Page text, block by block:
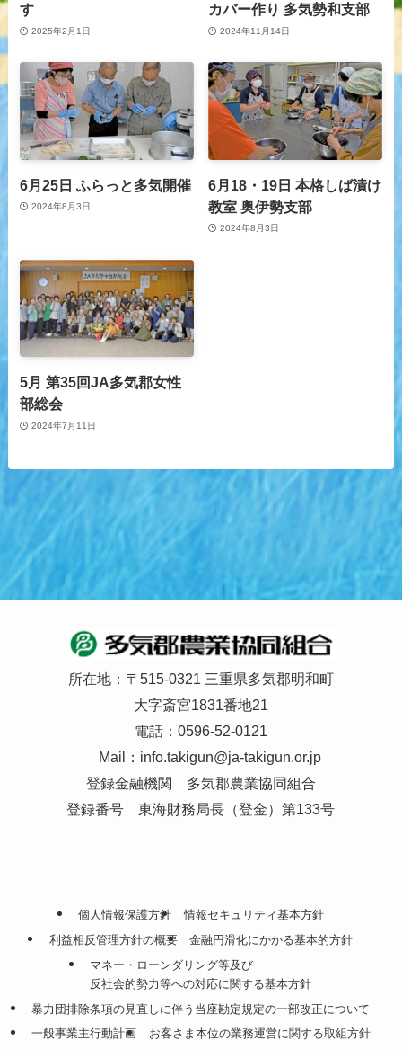
す
2025年2月1日
カバー作り 多気勢和支部
2024年11月14日
6月25日 ふらっと多気開催
2024年8月3日
6月18・19日 本格しば漬け
教室 奥伊勢支部
2024年8月3日
5月 第35回JA多気郡女性
部総会
2024年7月11日
所在地：〒515-0321 三重県多気郡明和町
大字斎宮1831番地21
電話：0596-52-0121
Mail： info.takigun@ja-takigun.or.jp
登録金融機関 多気郡農業協同組合
登録番号 東海財務局長（登金）第133号
個人情報保護方針
情報セキュリティ基本方針
利益相反管理方針の概要
金融円滑化にかかる基本的方針
マネー・ローンダリング等及び
反社会的勢力等への対応に関する基本方針
暴力団排除条項の見直しに伴う当座勘定規定の一部改正について
一般事業主行動計画
お客さま本位の業務運営に関する取組方針